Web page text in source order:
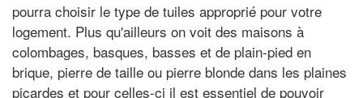
pourra choisir le type de tuiles approprié pour votre
logement. Plus qu'ailleurs on voit des maisons à
colombages, basques, basses et de plain-pied en
brique, pierre de taille ou pierre blonde dans les plaines
picardes et pour celles-ci il est essentiel de pouvoir